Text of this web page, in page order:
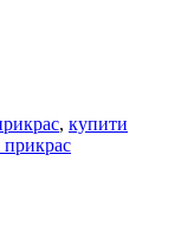
, купити